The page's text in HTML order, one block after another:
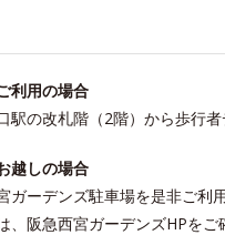
利用の場合
駅の改札階（2階）から歩行者
越しの場合
ガーデンズ駐車場を是非ご利用
、阪急西宮ガーデンズHPをご